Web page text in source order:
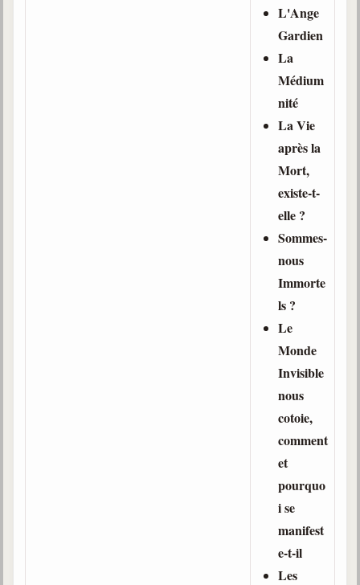
L'Ange
Gardien
La
Médium
nité
La Vie
après la
Mort,
existe-t-
elle ?
Sommes-
nous
Immorte
ls ?
Le
Monde
Invisible
nous
cotoie,
comment
et
pourquo
i se
manifest
e-t-il
Les